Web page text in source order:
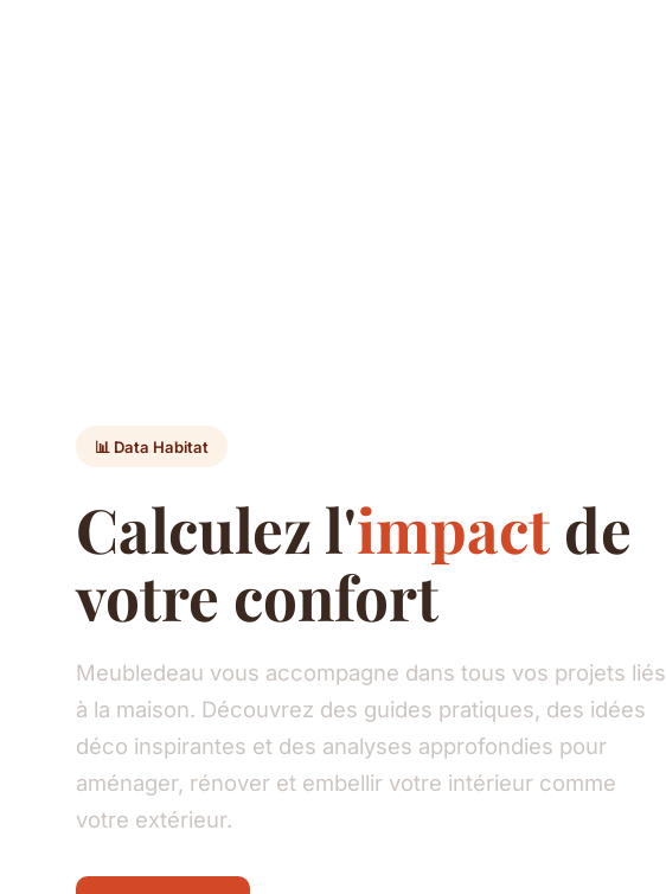
📊 Data Habitat
Calculez l'impact de
votre confort
Meubledeau vous accompagne dans tous vos projets liés
à la maison. Découvrez des guides pratiques, des idées
déco inspirantes et des analyses approfondies pour
aménager, rénover et embellir votre intérieur comme
votre extérieur.